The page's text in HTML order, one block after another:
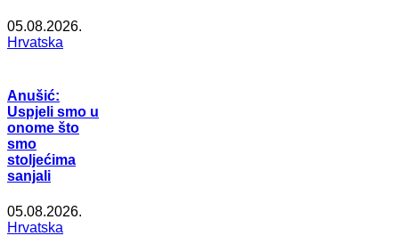
05.08.2026.
Hrvatska
Anušić:
Uspjeli smo u
onome što
smo
stoljećima
sanjali
05.08.2026.
Hrvatska